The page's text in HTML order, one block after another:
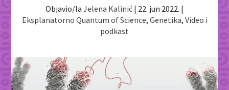
Objavio/la Jelena Kalinić | 22. jun 2022. |
Eksplanatorno Quantum of Science, Genetika, Video i
podkast